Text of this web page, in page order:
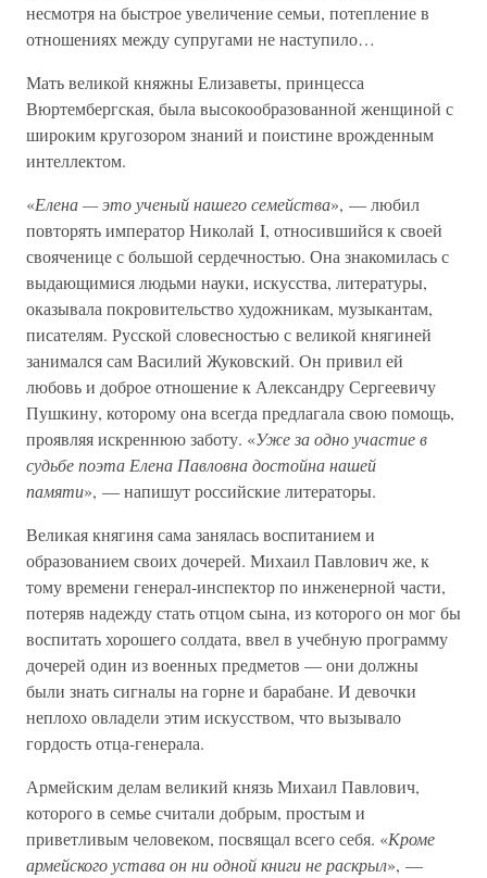
несмотря на быстрое увеличение семьи, потепление в
отношениях между супругами не наступило…
Мать великой княжны Елизаветы, принцесса
Вюртембергская, была высокообразованной женщиной с
широким кругозором знаний и поистине врожденным
интеллектом.
«Елена — это ученый нашего семейства», — любил
повторять император Николай I, относившийся к своей
свояченице с большой сердечностью. Она знакомилась с
выдающимися людьми науки, искусства, литературы,
оказывала покровительство художникам, музыкантам,
писателям. Русской словесностью с великой княгиней
занимался сам Василий Жуковский. Он привил ей
любовь и доброе отношение к Александру Сергеевичу
Пушкину, которому она всегда предлагала свою помощь,
проявляя искреннюю заботу. «Уже за одно участие в
судьбе поэта Елена Павловна достойна нашей
памяти», — напишут российские литераторы.
Великая княгиня сама занялась воспитанием и
образованием своих дочерей. Михаил Павлович же, к
тому времени генерал-инспектор по инженерной части,
потеряв надежду стать отцом сына, из которого он мог бы
воспитать хорошего солдата, ввел в учебную программу
дочерей один из военных предметов — они должны
были знать сигналы на горне и барабане. И девочки
неплохо овладели этим искусством, что вызывало
гордость отца-генерала.
Армейским делам великий князь Михаил Павлович,
которого в семье считали добрым, простым и
приветливым человеком, посвящал всего себя. «Кроме
армейского устава он ни одной книги не раскрыл», —